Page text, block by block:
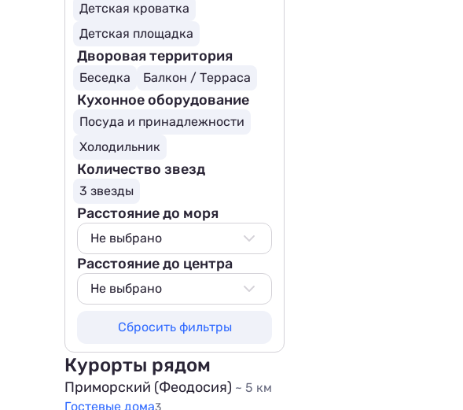
Детская кроватка
Детская площадка
Дворовая территория
Беседка Балкон / Терраса
Кухонное оборудование
Посуда и принадлежности
Холодильник
Количество звезд
3 звезды
Расстояние до моря
Не выбрано
Не выбрано
500 м
1000 м
1500 м
Расстояние до центра
Не выбрано
100 м
200 м
500 м
Сбросить фильтры
Курорты рядом
Приморский (Феодосия) ~ 5 км
Гостевые дома3